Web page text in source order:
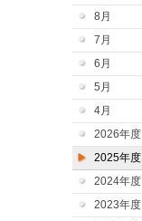
8月
7月
6月
5月
4月
2026年度
2025年度
2024年度
2023年度